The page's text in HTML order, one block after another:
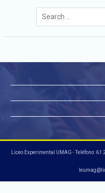
Search
for:
Liceo Experimental UMAG - Teléfono: